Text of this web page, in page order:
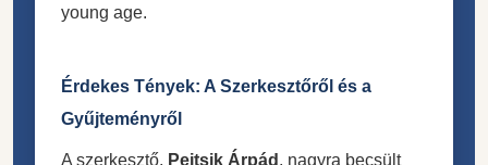
young age.
Érdekes Tények: A Szerkesztőről és a
Gyűjteményről
A szerkesztő, Pejtsik Árpád , nagyra becsült